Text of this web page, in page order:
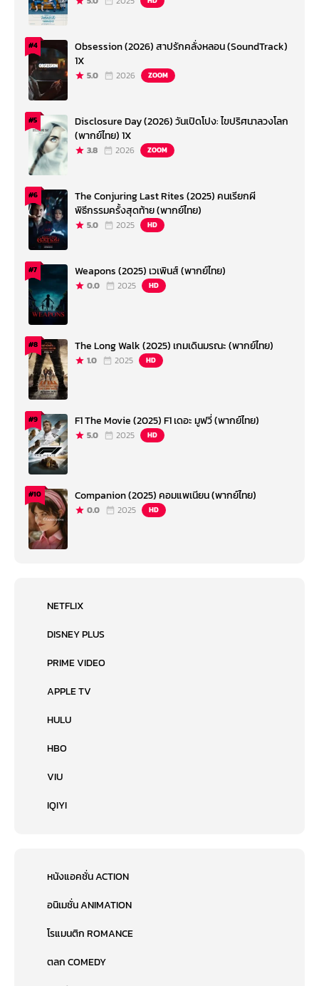
#4
Obsession (2026) สาปรักคลั่งหลอน (SoundTrack)
1X
5.0 2026 ZOOM
#5
Disclosure Day (2026) วันเปิดโปง: ไขปริศนาลวงโลก
(พากย์ไทย) 1X
3.8 2026 ZOOM
#6
The Conjuring Last Rites (2025) คนเรียกผี
พิธีกรรมครั้งสุดท้าย (พากย์ไทย)
5.0 2025 HD
#7 Weapons (2025) เวเพินส์ (พากย์ไทย)
0.0 2025 HD
#8 The Long Walk (2025) เกมเดินมรณะ (พากย์ไทย)
1.0 2025 HD
#9 F1 The Movie (2025) F1 เดอะ มูฟวี่ (พากย์ไทย)
5.0 2025 HD
#10 Companion (2025) คอมแพเนียน (พากย์ไทย)
0.0 2025 HD
NETFLIX
DISNEY PLUS
PRIME VIDEO
APPLE TV
HULU
HBO
VIU
IQIYI
หนังแอคชั่น ACTION
อนิเมชั่น ANIMATION
โรแมนติก ROMANCE
ตลก COMEDY